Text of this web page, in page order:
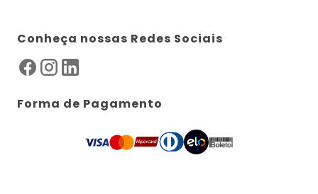
Conheça nossas Redes Sociais
Forma de Pagamento